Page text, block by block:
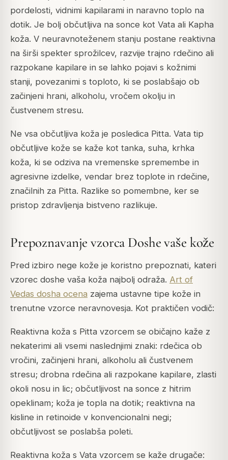
pordelosti, vidnimi kapilarami in naravno toplo na
dotik. Je bolj občutljiva na sonce kot Vata ali Kapha
koža. V neuravnoteženem stanju postane reaktivna
na širši spekter sprožilcev, razvije trajno rdečino ali
razpokane kapilare in se lahko pojavi s kožnimi
stanji, povezanimi s toploto, ki se poslabšajo ob
začinjeni hrani, alkoholu, vročem okolju in
čustvenem stresu.
Ne vsa občutljiva koža je posledica Pitta. Vata tip
občutljive kože se kaže kot tanka, suha, krhka
koža, ki se odziva na vremenske spremembe in
agresivne izdelke, vendar brez toplote in rdečine,
značilnih za Pitta. Razlike so pomembne, ker se
pristop zdravljenja bistveno razlikuje.
Prepoznavanje vzorca Doshe vaše kože
Pred izbiro nege kože je koristno prepoznati, kateri
vzorec doshe vaša koža najbolj odraža. Art of
Vedas dosha ocena zajema ustavne tipe kože in
trenutne vzorce neravnovesja. Kot praktičen vodič:
Reaktivna koža s Pitta vzorcem se običajno kaže z
nekaterimi ali vsemi naslednjimi znaki: rdečica ob
vročini, začinjeni hrani, alkoholu ali čustvenem
stresu; drobna rdečina ali razpokane kapilare, zlasti
okoli nosu in lic; občutljivost na sonce z hitrim
opeklinam; koža je topla na dotik; reaktivna na
kisline in retinoide v konvencionalni negi;
občutljivost se poslabša poleti.
Reaktivna koža s Vata vzorcem se kaže drugače: